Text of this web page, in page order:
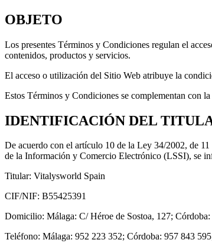
OBJETO
Los presentes Términos y Condiciones regulan el
contenidos, productos y servicios.
El acceso o utilización del Sitio Web atribuye la
Estos Términos y Condiciones se complementan con la
IDENTIFICACIÓN DEL
De acuerdo con el artículo 10 de la Ley 34/2002, de
de la Información y Comercio Electrónico (LSSI), se
Titular: Vitalysworld Spain​
CIF/NIF: B55425391​
Domicilio: Málaga: C/ Héroe de Sostoa, 127;
Teléfono: Málaga: 952 223 352; Córdoba: 957 843